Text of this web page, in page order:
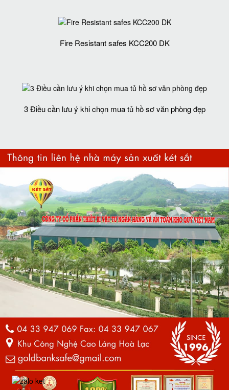
Fire Resistant safes KCC200 DK
3 Điều cần lưu ý khi chọn mua tủ hồ sơ văn phòng đẹp